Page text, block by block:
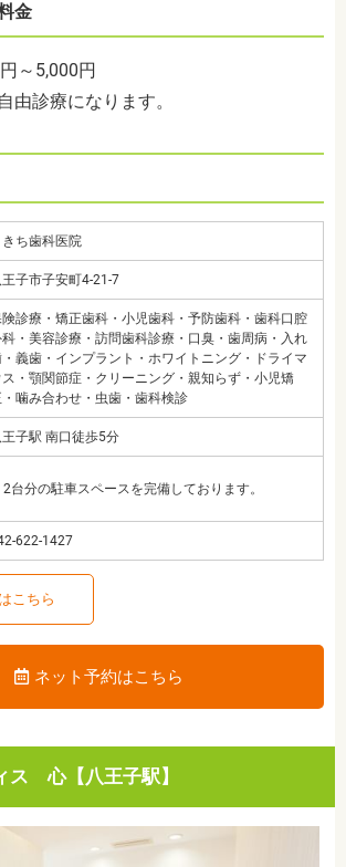
金
～5,000円
由診療になります。
きち歯科医院
王子市子安町4-21-7
診療・矯正歯科・小児歯科・予防歯科・歯科口腔
・美容診療・訪問歯科診療・口臭・歯周病・入れ
義歯・インプラント・ホワイトニング・ドライマ
ス・顎関節症・クリーニング・親知らず・小児矯
噛み合わせ・虫歯・歯科検診
王子駅 南口徒歩5分
2台分の駐車スペースを完備しております。
622-1427
こちら
ネット予約はこちら
ス 心【八王子駅】